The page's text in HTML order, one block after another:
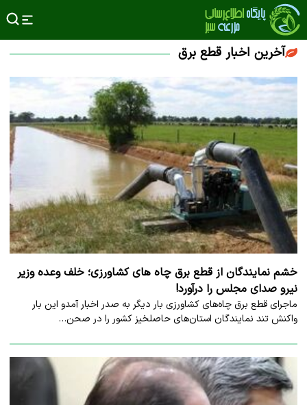
آخرین اخبار قطع برق
خشم نمایندگان از قطع برق چاه های کشاورزی؛ خلف وعده وزیر
نیرو صدای مجلس را درآورد!
ماجرای قطع برق چاه‌های کشاورزی بار دیگر به صدر اخبار آمدو این بار
واکنش تند نمایندگان استان‌های حاصلخیز کشور را در صحن…